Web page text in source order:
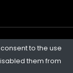
NCFL #10383
to the use
them from